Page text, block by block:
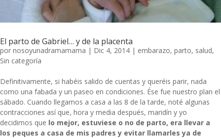
El parto de Gabriel… y de la placenta
por nosoyunadramamama | Dic 4, 2014 | embarazo, parto, salud,
Sin categoría
Definitivamente, si habéis salido de cuentas y queréis parir, nada
como una fabada y un paseo en condiciones. Ése fue nuestro plan el
sábado. Cuando llegamos a casa a las 8 de la tarde, noté algunas
contracciones así que, hora y media después, maridín y yo
decidimos que lo mejor, estuviese o no de parto, era llevar a
los peques a casa de mis padres y evitar llamarles ya de